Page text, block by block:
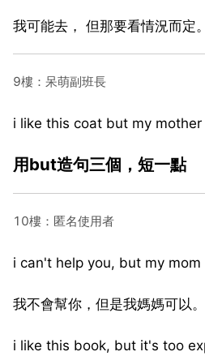
我可能去， 但那要看情況而定。
9樓：呆萌副班長
i like this coat but my
用but造句三個，短一點
10樓：匿名使用者
i can't help you, but my mom
我不會幫你，但是我媽媽可以。
i like this book, but it's too